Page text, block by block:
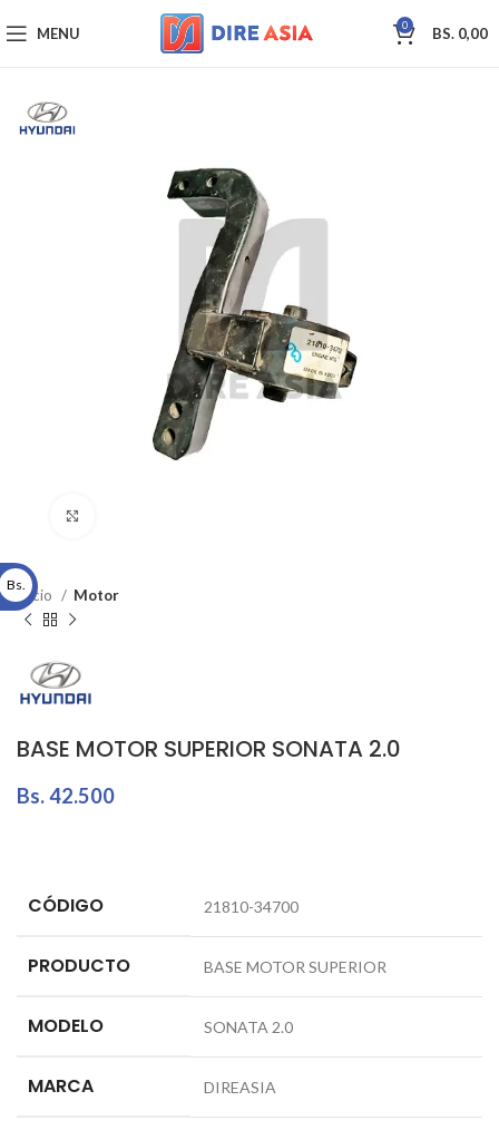
MENU 0 BS. 0,00
Inicio Motor
BASE MOTOR SUPERIOR SONATA 2.0
Bs.42.500
CÓDIGO 21810-34700
PRODUCTO BASE MOTOR SUPERIOR
MODELO SONATA 2.0
MARCA DIREASIA
Bs.